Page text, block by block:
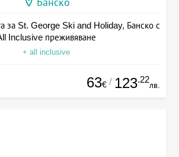
Банско
за St. George Ski and Holiday, Банско с
Inclusive преживяване
+ all inclusive
63€ / 123.22
лв.